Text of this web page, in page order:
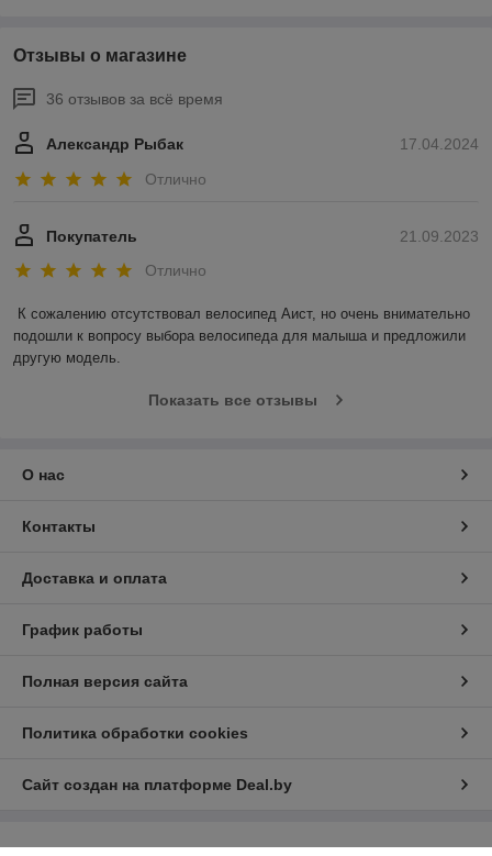
Отзывы о магазине
36 отзывов за всё время
17.04.2024
Александр Рыбак
Отлично
21.09.2023
Покупатель
Отлично
К сожалению отсутствовал велосипед Аист, но очень внимательно
подошли к вопросу выбора велосипеда для малыша и предложили
другую модель.
Показать все отзывы
О нас
Контакты
Доставка и оплата
График работы
Полная версия сайта
Политика обработки cookies
Сайт создан на платформе Deal.by